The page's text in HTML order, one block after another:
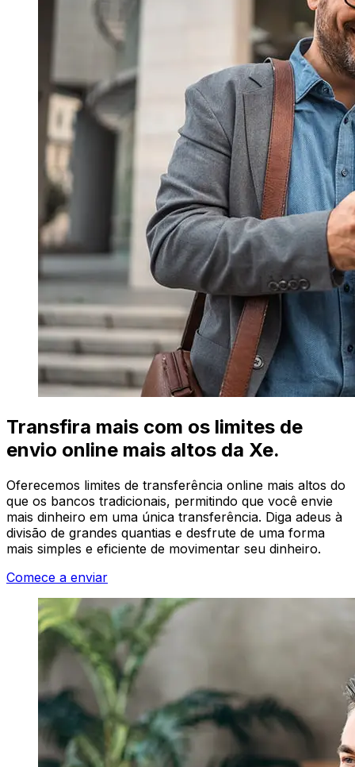
Transfira mais com os limites de
envio online mais altos da Xe.
Oferecemos limites de transferência online mais altos do
que os bancos tradicionais, permitindo que você envie
mais dinheiro em uma única transferência. Diga adeus à
divisão de grandes quantias e desfrute de uma forma
mais simples e eficiente de movimentar seu dinheiro.
Comece a enviar